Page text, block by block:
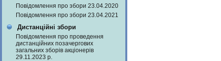
Повідомлення про збори 23.04.2020
Повідомлення про збори 23.04.2021
Дистанційні збори
Повідомлення про проведення
дистанційних позачергових
загальних зборів акціонерів
29.11.2023 р.